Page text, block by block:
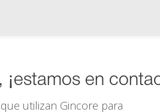
¡estamos en
utilizan Gincore para